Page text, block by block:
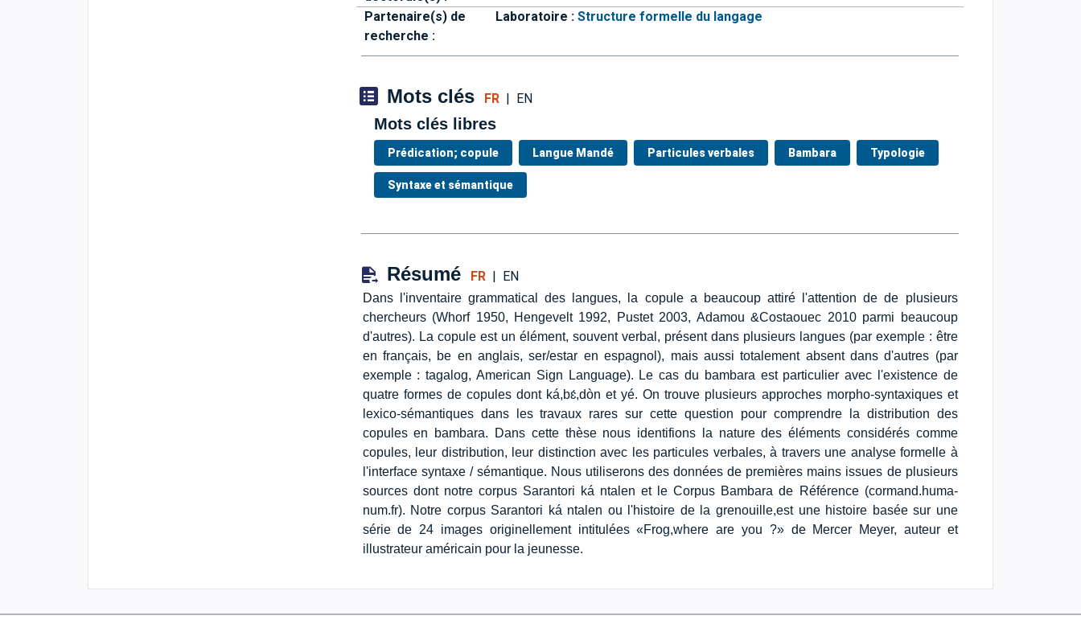
Partenaire(s) de
recherche :
Laboratoire :Structure formelle du langage
Mots clés FR| EN
Mots clés libres
Prédication; copule Langue Mandé Particules verbales Bambara Typologie
Syntaxe et sémantique
Résumé FR| EN
Dans l'inventaire grammatical des langues, la copule a beaucoup attiré l'attention de de plusieurs
chercheurs (Whorf 1950, Hengevelt 1992, Pustet 2003, Adamou &Costaouec 2010 parmi beaucoup
d'autres). La copule est un élément, souvent verbal, présent dans plusieurs langues (par exemple : être
en français, be en anglais, ser/estar en espagnol), mais aussi totalement absent dans d'autres (par
exemple : tagalog, American Sign Language). Le cas du bambara est particulier avec l'existence de
quatre formes de copules dont ká,bɛ́,dòn et yé. On trouve plusieurs approches morpho-syntaxiques et
lexico-sémantiques dans les travaux rares sur cette question pour comprendre la distribution des
copules en bambara. Dans cette thèse nous identifions la nature des éléments considérés comme
copules, leur distribution, leur distinction avec les particules verbales, à travers une analyse formelle à
l'interface syntaxe / sémantique. Nous utiliserons des données de premières mains issues de plusieurs
sources dont notre corpus Sarantori ká ntalen et le Corpus Bambara de Référence (cormand.huma-
num.fr). Notre corpus Sarantori ká ntalen ou l'histoire de la grenouille,est une histoire basée sur une
série de 24 images originellement intitulées «Frog,where are you ?» de Mercer Meyer, auteur et
illustrateur américain pour la jeunesse.